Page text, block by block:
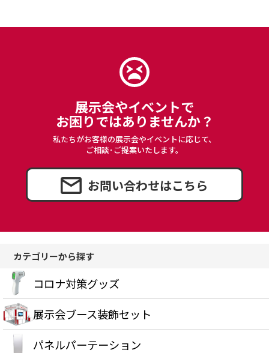
展示会やイベントで
お困りではありませんか？
私たちがお客様の展示会やイベントに応じて、
ご相談･ご提案いたします。
お問い合わせはこちら
カテゴリーから探す
コロナ対策グッズ
展示会ブース装飾セット
パネルパーテーション